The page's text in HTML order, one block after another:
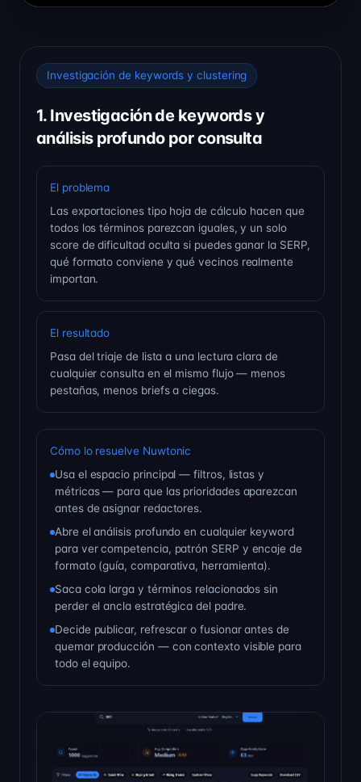
Investigación de keywords y clustering
1. Investigación de keywords y
análisis profundo por consulta
El problema
Las exportaciones tipo hoja de cálculo hacen que
todos los términos parezcan iguales, y un solo
score de dificultad oculta si puedes ganar la SERP,
qué formato conviene y qué vecinos realmente
importan.
El resultado
Pasa del triaje de lista a una lectura clara de
cualquier consulta en el mismo flujo — menos
pestañas, menos briefs a ciegas.
Cómo lo resuelve Nuwtonic
Usa el espacio principal — filtros, listas y
métricas — para que las prioridades aparezcan
antes de asignar redactores.
Abre el análisis profundo en cualquier keyword
para ver competencia, patrón SERP y encaje de
formato (guía, comparativa, herramienta).
Saca cola larga y términos relacionados sin
perder el ancla estratégica del padre.
Decide publicar, refrescar o fusionar antes de
quemar producción — con contexto visible para
todo el equipo.